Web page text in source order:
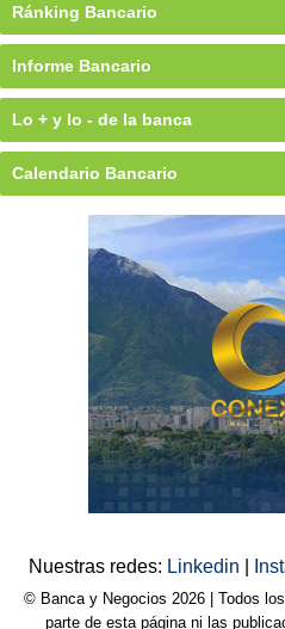
Ránking Bancario
Informe Bancario
Lo + y lo - de la banca
Calendario Bancario
Nuestras redes: Linkedin
© Banca y Negocios 2026 | Todos
parte de esta página ni las